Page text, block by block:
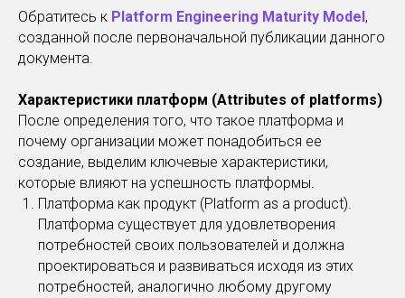
Обратитесь к Platform Engineering Maturity Model,
созданной после первоначальной публикации данного
документа.
Характеристики платформ (Attributes of platforms)
После определения того, что такое платформа и
почему организации может понадобиться ее
создание, выделим ключевые характеристики,
которые влияют на успешность платформы.
Платформа как продукт (Platform as a product).
Платформа существует для удовлетворения
потребностей своих пользователей и должна
проектироваться и развиваться исходя из этих
потребностей, аналогично любому другому